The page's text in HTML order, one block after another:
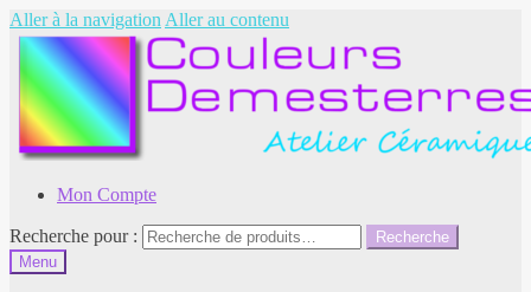
Aller à la navigation Aller au contenu
Mon Compte
Recherche pour :
Recherche
Menu